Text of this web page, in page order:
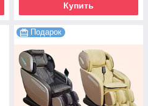
Купить
Подарок